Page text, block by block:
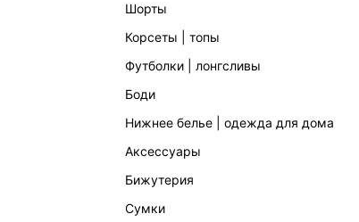
шорты
корсеты | топы
футболки | лонгсливы
боди
нижнее белье | одежда для дома
аксессуары
бижутерия
сумки